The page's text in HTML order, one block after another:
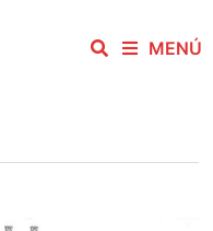
MENÚ